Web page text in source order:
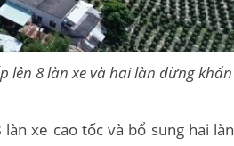
lên 8 làn xe và hai làn dừng khẩn
xe cao tốc và bổ sung hai làn